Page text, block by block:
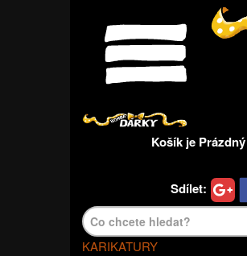
Košík jePrázdný
Sdílet:
KARIKATURY